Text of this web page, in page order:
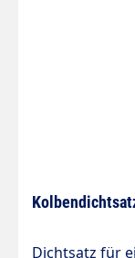
Dichtsatz für